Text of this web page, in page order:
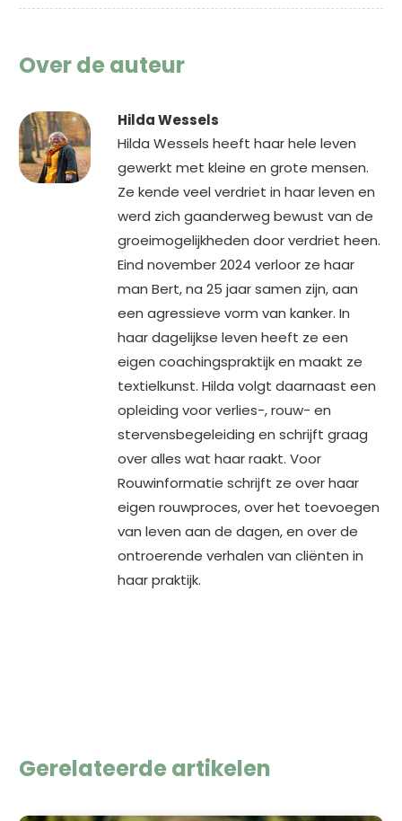
Over de auteur
Hilda Wessels
Hilda Wessels heeft haar hele leven
gewerkt met kleine en grote mensen.
Ze kende veel verdriet in haar leven en
werd zich gaanderweg bewust van de
groeimogelijkheden door verdriet heen.
Eind november 2024 verloor ze haar
man Bert, na 25 jaar samen zijn, aan
een agressieve vorm van kanker. In
haar dagelijkse leven heeft ze een
eigen coachingspraktijk en maakt ze
textielkunst. Hilda volgt daarnaast een
opleiding voor verlies-, rouw- en
stervensbegeleiding en schrijft graag
over alles wat haar raakt. Voor
Rouwinformatie schrijft ze over haar
eigen rouwproces, over het toevoegen
van leven aan de dagen, en over de
ontroerende verhalen van cliënten in
haar praktijk.
Gerelateerde artikelen